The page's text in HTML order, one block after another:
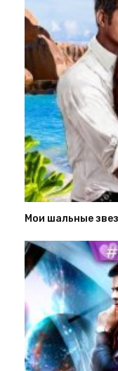
Мои шальные